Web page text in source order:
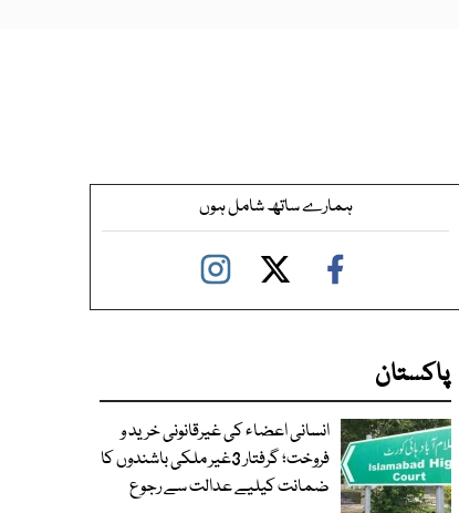
ہمارے ساتھ شامل ہوں
پاکستان
انسانی اعضاء کی غیرقانونی خرید و
فروخت؛ گرفتار 3غیر ملکی باشندوں کا
ضمانت کیلیے عدالت سے رجوع